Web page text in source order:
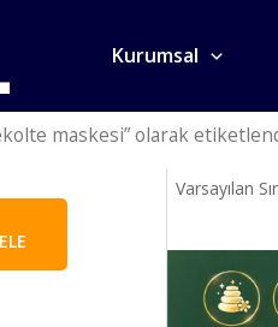
Kurumsal
maskesi” olarak